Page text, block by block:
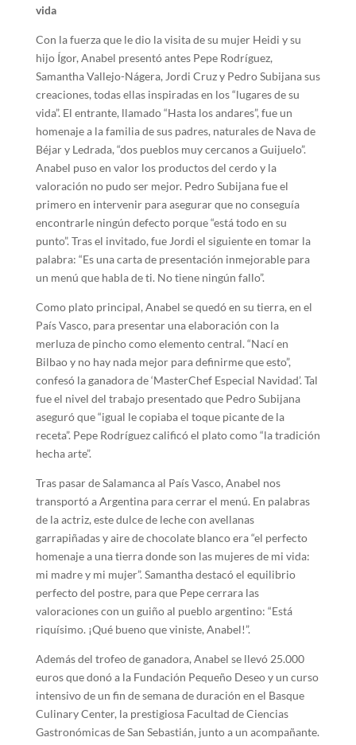
vida
Con la fuerza que le dio la visita de su mujer Heidi y su
hijo Ígor, Anabel presentó antes Pepe Rodríguez,
Samantha Vallejo-Nágera, Jordi Cruz y Pedro Subijana sus
creaciones, todas ellas inspiradas en los “lugares de su
vida”. El entrante, llamado “Hasta los andares”, fue un
homenaje a la familia de sus padres, naturales de Nava de
Béjar y Ledrada, “dos pueblos muy cercanos a Guijuelo”.
Anabel puso en valor los productos del cerdo y la
valoración no pudo ser mejor. Pedro Subijana fue el
primero en intervenir para asegurar que no conseguía
encontrarle ningún defecto porque “está todo en su
punto”. Tras el invitado, fue Jordi el siguiente en tomar la
palabra: “Es una carta de presentación inmejorable para
un menú que habla de ti. No tiene ningún fallo”.
Como plato principal, Anabel se quedó en su tierra, en el
País Vasco, para presentar una elaboración con la
merluza de pincho como elemento central. “Nací en
Bilbao y no hay nada mejor para definirme que esto”,
confesó la ganadora de ‘MasterChef Especial Navidad’. Tal
fue el nivel del trabajo presentado que Pedro Subijana
aseguró que “igual le copiaba el toque picante de la
receta”. Pepe Rodríguez calificó el plato como “la tradición
hecha arte”.
Tras pasar de Salamanca al País Vasco, Anabel nos
transportó a Argentina para cerrar el menú. En palabras
de la actriz, este dulce de leche con avellanas
garrapiñadas y aire de chocolate blanco era “el perfecto
homenaje a una tierra donde son las mujeres de mi vida:
mi madre y mi mujer”. Samantha destacó el equilibrio
perfecto del postre, para que Pepe cerrara las
valoraciones con un guiño al pueblo argentino: “Está
riquísimo. ¡Qué bueno que viniste, Anabel!”.
Además del trofeo de ganadora, Anabel se llevó 25.000
euros que donó a la Fundación Pequeño Deseo y un curso
intensivo de un fin de semana de duración en el Basque
Culinary Center, la prestigiosa Facultad de Ciencias
Gastronómicas de San Sebastián, junto a un acompañante.